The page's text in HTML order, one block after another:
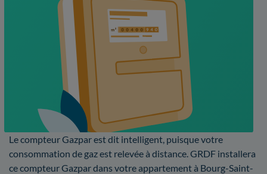
Le compteur Gazpar est dit intelligent, puisque votre
consommation de gaz est relevée à distance. GRDF installera
ce compteur Gazpar dans votre appartement à Bourg-Saint-